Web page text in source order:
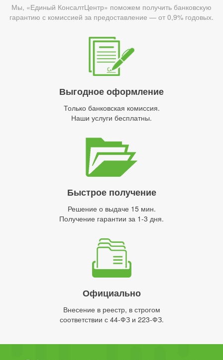
Мы, «Единый КонсалтЦентр» поможем получить банковскую
гарантию с комиссией за предоставление — от 0,9% годовых.
Выгодное оформление
Только банковская комиссия.
Наши услуги бесплатны.
Быстрое получение
Решение о выдаче 15 мин.
Получение гарантии за 1-3 дня.
Официально
Внесение в реестр, в строгом
соответствии с 44-ФЗ и 223-ФЗ.